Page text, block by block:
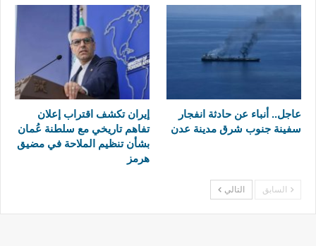
عاجل.. أنباء عن حادثة انفجار
سفينة جنوب شرق مدينة عدن
إيران تكشف اقتراب إعلان
تفاهم تاريخي مع سلطنة عُمان
بشأن تنظيم الملاحة في مضيق
هرمز
السابق التالي